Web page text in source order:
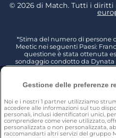
© 2026 di Match. Tutti i diritti
*Stima del numero di persone
Meetic nei seguenti Paesi:
questione è stata ottenuta
sondaggio condotto da
2023, intervistando 6011
Spagna con più di 18 anni di
della popolazione dello stesso
2023). I risultati di questo studio
intervistate in Francia, il 12%
dichiarato di aver già conosciuto
mai compiuto le seguenti azioni
mobile che hai usato, anche
incontrato una persona
**Sondaggio condotto da
Gestione delle preferenze
Noi e i nostri 1 partner utilizziamo
accedere alle informazioni sul tuo
personali, inclusi identificatori unici,
comprendere come viene utilizzato,
personalizzata o non personalizzata,
raccomandarti altri servizi del gruppo